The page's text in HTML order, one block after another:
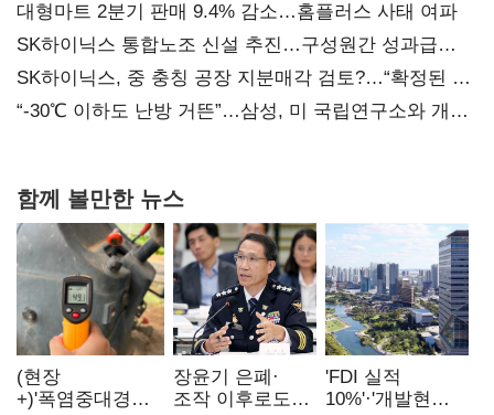
대형마트 2분기 판매 9.4% 감소…홈플러스 사태 여파
SK하이닉스 통합노조 신설 추진…구성원간 성과급
불만 확산
SK하이닉스, 중 충칭 공장 지분매각 검토?…“확정된 바
없어”
“-30℃ 이하도 난방 거뜬”…삼성, 미 국립연구소와 개발
함께 볼만한 뉴스
(현장
+)'폭염중대경보'
장윤기 은폐·
조작 이후로도
'FDI 실적
10%'·'개발현안